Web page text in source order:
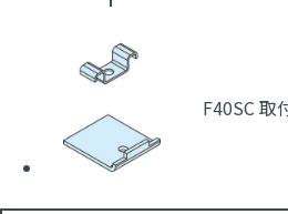
F40SC 取